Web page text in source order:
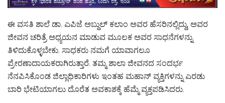
ಈ ವಸತಿ ಶಾಲೆ ಡಾ. ಎಪಿಜೆ ಅಬ್ದುಲ್ ಕಲಾಂ ಅವರ ಹೆಸರಿನಲ್ಲಿದ್ದು, ಅವರ
ಜೀವನ ಚರಿತ್ರೆ ಅಧ್ಯಯನ ಮಾಡುವ ಮೂಲಕ ಅವರ ಸಾಧನೆಗಳನ್ನು
ತಿಳಿದುಕೊಳ್ಳಬೇಕು. ಸಾಧಕರು ನಮಗೆ ಯಾವಾಗಲೂ
ಪ್ರೇರಣಾದಾಯಕರಾಗಿರುತ್ತಾರೆ. ತಮ್ಮ ಶಾಲಾ ಜೀವನದ ಸಂದರ್ಭ
ನೆನಪಿಸಿಕೊಂಡ ಜಿಲ್ಲಾಧಿಕಾರಿಗಳು ಇಂತಹ ಮಹಾನ್ ವ್ಯಕ್ತಿಗಳನ್ನು ಎರಡು
ಬಾರಿ ಭೇಟಿಯಾಗಲು ದೊರೆತ ಅವಕಾಶಕ್ಕೆ ಹೆಮ್ಮೆ ವ್ಯಕ್ತಪಡಿಸಿದರು.